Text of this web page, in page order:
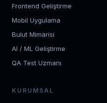
Frontend Geliştirme
Mobil Uygulama
Bulut Mimarisi
AI / ML Geliştirme
QA Test Uzmanı
KURUMSAL